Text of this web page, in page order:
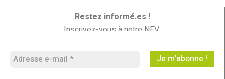
Restez informé.es !
Inscrivez-vous à notre NEV